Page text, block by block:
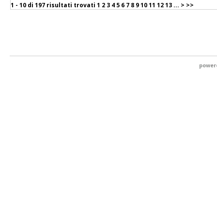
1 - 10 di 197 risultati trovati 1 2 3 4 5 6 7 8 91011 1213 ... > >>